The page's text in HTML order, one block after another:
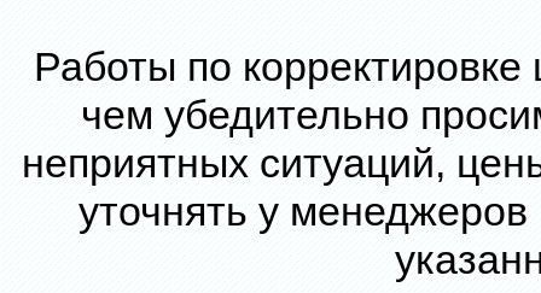
Работы по
чем убедительно
неприятных ситуаций,
уточнять у